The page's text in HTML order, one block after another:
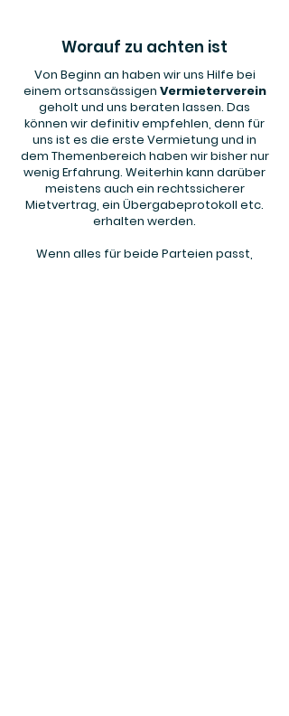
Worauf zu achten ist
Von Beginn an haben wir uns Hilfe bei
einem ortsansässigen Vermieterverein
geholt und uns beraten lassen. Das
können wir definitiv empfehlen, denn für
uns ist es die erste Vermietung und in
dem Themenbereich haben wir bisher nur
wenig Erfahrung. Weiterhin kann darüber
meistens auch ein rechtssicherer
Mietvertrag, ein Übergabeprotokoll etc.
erhalten werden.
Wenn alles für beide Parteien passt,